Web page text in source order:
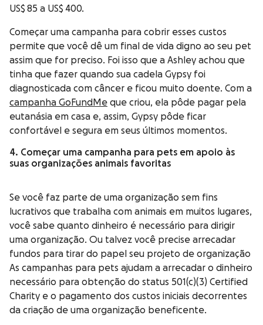
US$ 85 a US$ 400.
Começar uma campanha para cobrir esses custos
permite que você dê um final de vida digno ao seu pet
assim que for preciso. Foi isso que a Ashley achou que
tinha que fazer quando sua cadela Gypsy foi
diagnosticada com câncer e ficou muito doente. Com a
campanha GoFundMe que criou, ela pôde pagar pela
eutanásia em casa e, assim, Gypsy pôde ficar
confortável e segura em seus últimos momentos.
4. Começar uma campanha para pets em apoio às
suas organizações animais favoritas
Se você faz parte de uma organização sem fins
lucrativos que trabalha com animais em muitos lugares,
você sabe quanto dinheiro é necessário para dirigir
uma organização. Ou talvez você precise arrecadar
fundos para tirar do papel seu projeto de organização
As campanhas para pets ajudam a arrecadar o dinheiro
necessário para obtenção do status 501(c)(3) Certified
Charity e o pagamento dos custos iniciais decorrentes
da criação de uma organização beneficente.